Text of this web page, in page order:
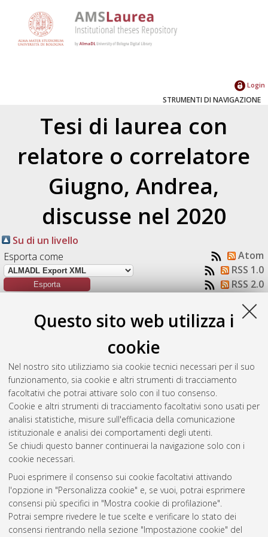
Questo sito web utilizza i
cookie
Nel nostro sito utilizziamo sia cookie tecnici necessari per il suo
funzionamento, sia cookie e altri strumenti di tracciamento
facoltativi che potrai attivare solo con il tuo consenso.
Cookie e altri strumenti di tracciamento facoltativi sono usati per
analisi statistiche, misure sull'efficacia della comunicazione
istituzionale e analisi dei comportamenti degli utenti.
Se chiudi questo banner continuerai la navigazione solo con i
cookie necessari.
Puoi esprimere il consenso sui cookie facoltativi attivando
l'opzione in "Personalizza cookie" e, se vuoi, potrai esprimere
consensi più specifici in "Mostra cookie di profilazione".
Potrai sempre rivedere le tue scelte e verificare lo stato dei
consensi rientrando nella sezione "Impostazione cookie" del
Login
STRUMENTI DI NAVIGAZIONE
Tesi di laurea con
relatore o correlatore
Giugno, Andrea,
discusse nel 2020
Su di un livello
Esporta come
Atom
RSS 1.0
RSS 2.0
Tipologia della tesi|
Nessun raggruppamento
Di Gennaro, Sofia(2020)Quantum rotating black holes and
extra dimensions.[Laurea magistrale], Università di Bologna,
Corso di Studio inFisica [LM-DM270]
Questa lista e' stata generata ilSat Aug 8 10:43:09 2026
CEST
Atom
Rss 1.0
Rss 2.0